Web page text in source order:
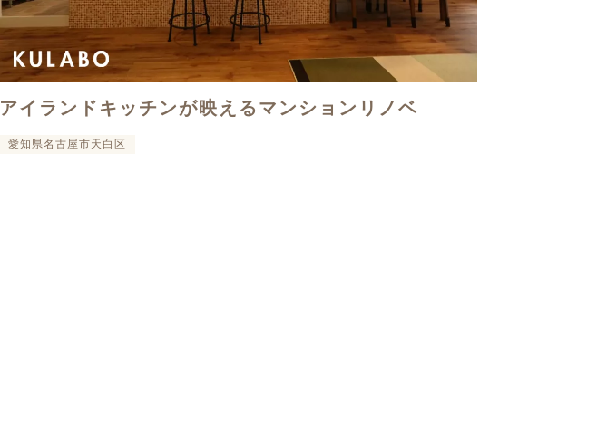
アイランドキッチンが映えるマンションリノベ
愛知県名古屋市天白区